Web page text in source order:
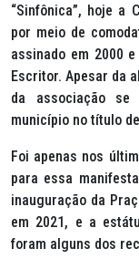
“Sinfônica”, hoje a
por meio de
assinado em 2000
Escritor. Apesar da
da associação se
município no título
Foi apenas nos
para essa
inauguração da
em 2021, e a
foram alguns dos